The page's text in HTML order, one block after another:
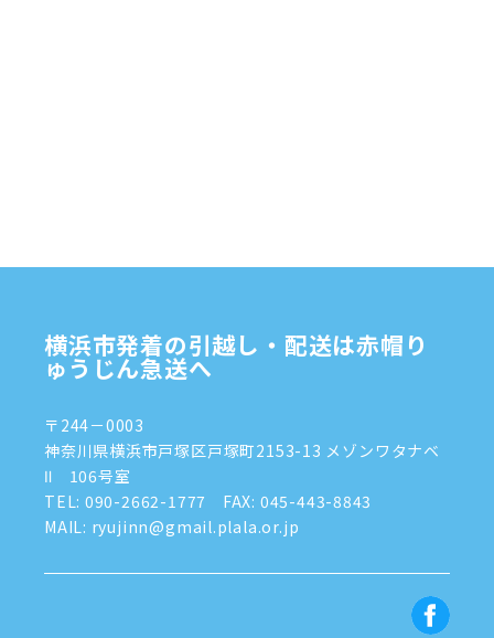
2024年9月(2)
2024年7月
(8)
2024年5月(2)
2024年4月(3)
2024年3月(8)
2024年1月(3)
横浜市発着の引越し・配送は赤帽り
ゅうじん急送へ
〒244－0003
神奈川県横浜市戸塚区戸塚町2153-13 メゾンワタナベ
Ⅱ 106号室
TEL: 090-2662-1777
FAX: 045-443-8843
MAIL: ryujinn@gmail.plala.or.jp